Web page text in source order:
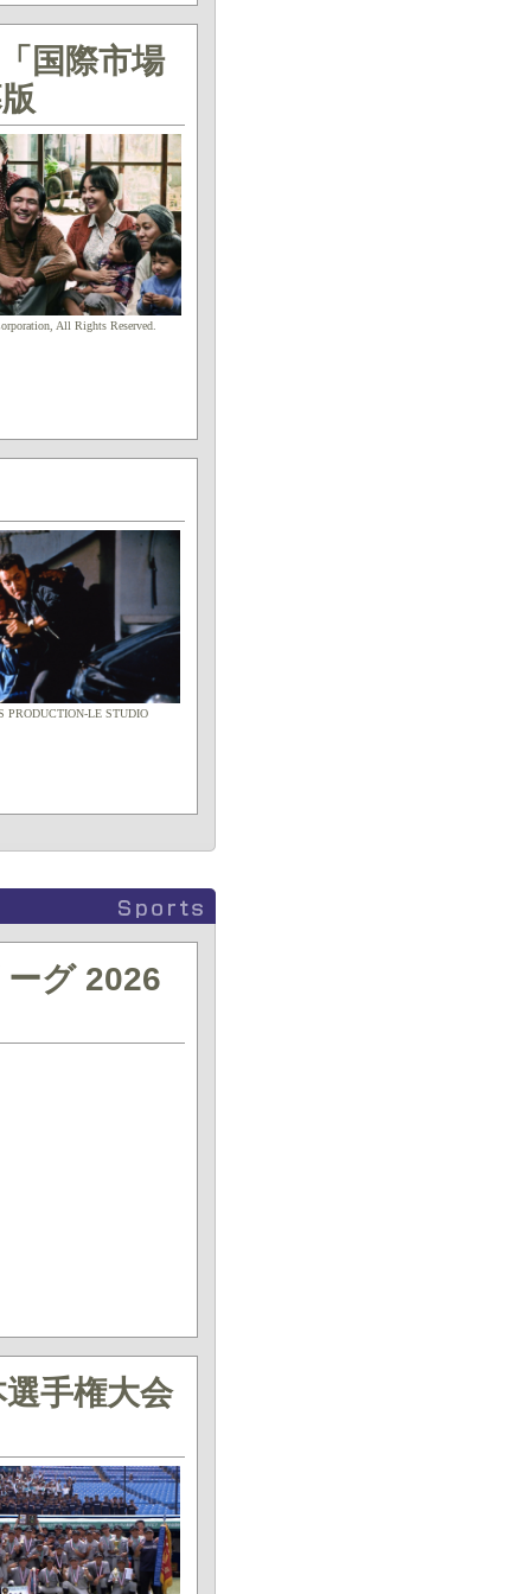
国際市場
All Rights Reserved.
PRODUCTION-LE STUDIO
グ 2026
手権大会